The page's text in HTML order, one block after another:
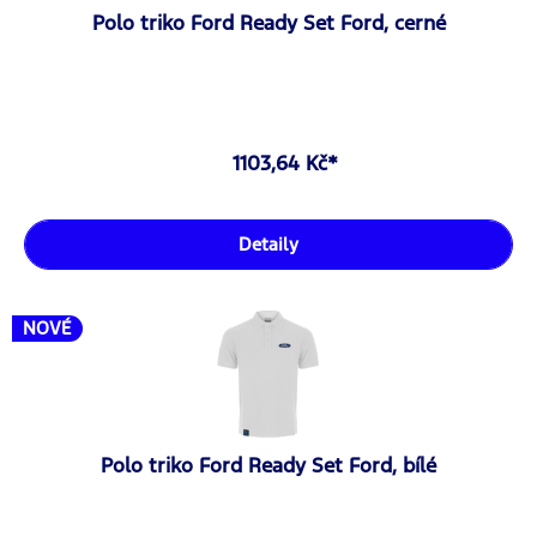
Polo triko Ford Ready Set Ford, cerné
1103,64 Kč*
Detaily
NOVÉ
Polo triko Ford Ready Set Ford, bílé